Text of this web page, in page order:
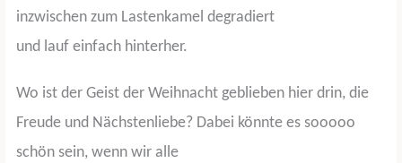
inzwischen zum Lastenkamel degradiert
und lauf einfach hinterher.
Wo ist der Geist der Weihnacht geblieben hier drin, die
Freude und Nächstenliebe? Dabei könnte es sooooo
schön sein, wenn wir alle